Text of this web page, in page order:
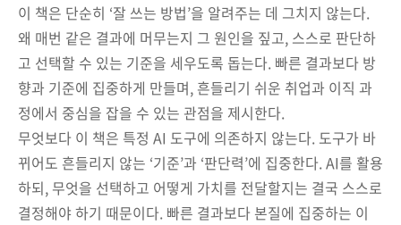
이 책은 단순히 ‘잘 쓰는 방법’을 알려주는 데 그치지 않는다.
왜 매번 같은 결과에 머무는지 그 원인을 짚고, 스스로 판단하
고 선택할 수 있는 기준을 세우도록 돕는다. 빠른 결과보다 방
향과 기준에 집중하게 만들며, 흔들리기 쉬운 취업과 이직 과
정에서 중심을 잡을 수 있는 관점을 제시한다.
무엇보다 이 책은 특정 AI 도구에 의존하지 않는다. 도구가 바
뀌어도 흔들리지 않는 ‘기준’과 ‘판단력’에 집중한다. AI를 활용
하되, 무엇을 선택하고 어떻게 가치를 전달할지는 결국 스스로
결정해야 하기 때문이다. 빠른 결과보다 본질에 집중하는 이